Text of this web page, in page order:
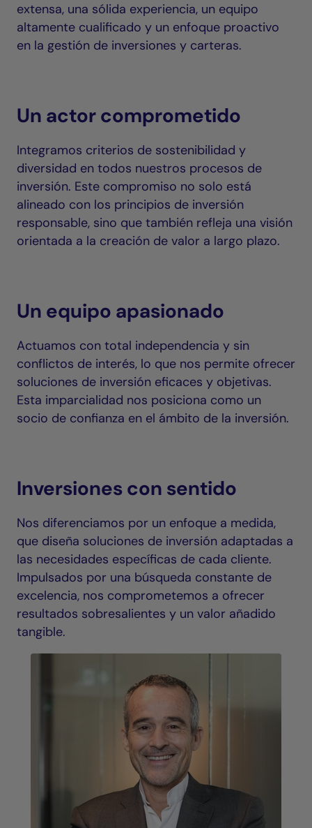
extensa, una sólida experiencia, un equipo
altamente cualificado y un enfoque proactivo
en la gestión de inversiones y carteras.
Un actor comprometido
Integramos criterios de sostenibilidad y
diversidad en todos nuestros procesos de
inversión. Este compromiso no solo está
alineado con los principios de inversión
responsable, sino que también refleja una visión
orientada a la creación de valor a largo plazo.
Un equipo apasionado
Actuamos con total independencia y sin
conflictos de interés, lo que nos permite ofrecer
soluciones de inversión eficaces y objetivas.
Esta imparcialidad nos posiciona como un
socio de confianza en el ámbito de la inversión.
Inversiones con sentido
Nos diferenciamos por un enfoque a medida,
que diseña soluciones de inversión adaptadas a
las necesidades específicas de cada cliente.
Impulsados por una búsqueda constante de
excelencia, nos comprometemos a ofrecer
resultados sobresalientes y un valor añadido
tangible.